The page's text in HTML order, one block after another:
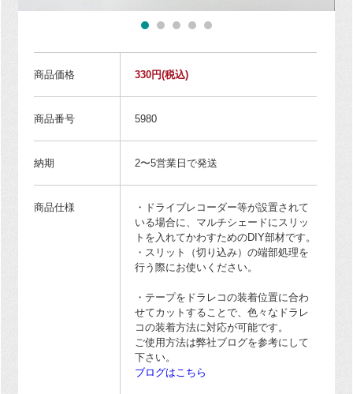
商品価格 330円(税込)
商品番号 5980
納期 2〜5営業日で発送
商品仕様
・ドライブレコーダー等が設置されて
いる場合に、マルチシェードにスリッ
トを入れてかわすためのDIY部材です。
・スリット（切り込み）の端部処理を
行う際にお使いください。
・テープをドラレコの装着位置に合わ
せてカットすることで、色々なドラレ
コの装着方法に対応が可能です。
ご使用方法は弊社ブログを参考にして
下さい。
ブログはこちら